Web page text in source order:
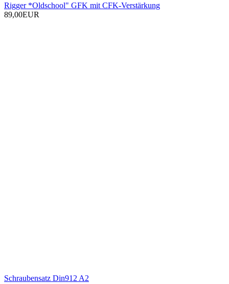
Rigger *Oldschool" GFK mit CFK-Verstärkung
89,00EUR
Schraubensatz Din912 A2